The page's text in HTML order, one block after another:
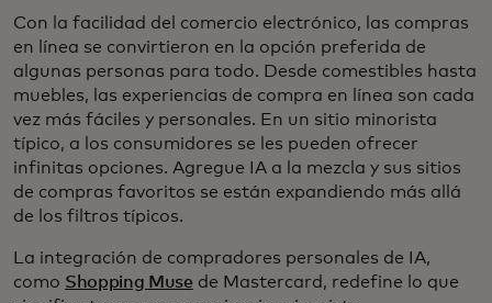
Con la facilidad del comercio electrónico, las compras
en línea se convirtieron en la opción preferida de
algunas personas para todo. Desde comestibles hasta
muebles, las experiencias de compra en línea son cada
vez más fáciles y personales. En un sitio minorista
típico, a los consumidores se les pueden ofrecer
infinitas opciones. Agregue IA a la mezcla y sus sitios
de compras favoritos se están expandiendo más allá
de los filtros típicos.
La integración de compradores personales de IA,
como Shopping Muse de Mastercard, redefine lo que